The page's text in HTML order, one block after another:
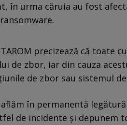
în urma căruia au fost
precizează că toate
de zbor, iar din cauza
de zbor sau sistemul
aflăm în permanentă
de incidente și depunem